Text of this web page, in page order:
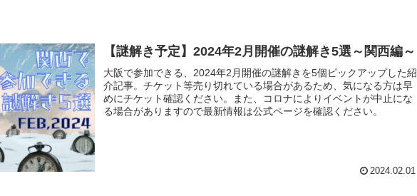
【謎解き予定】2024年2月開催の謎解き5選～関西編～
大阪で参加できる、2024年2月開催の謎解きを5個ピックアップした紹
介記事。チケット等売り切れている場合があるため、気になる方は早
めにチケット確認ください。また、コロナによりイベントが中止にな
る場合がありますので最新情報は公式ページを確認ください。
2024.02.01